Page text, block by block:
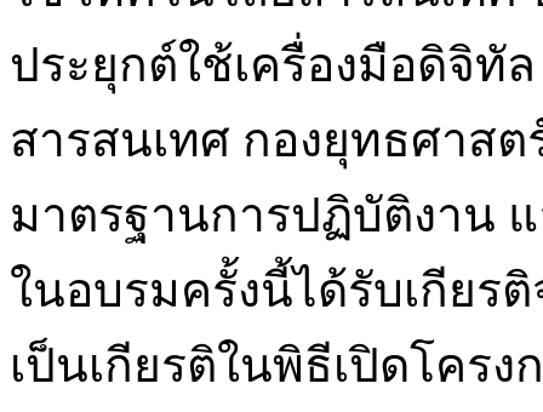
ประยุกต์ใช้เครื่องมือดิจิทั
สารสนเทศ กองยุทธศาส
มาตรฐานการปฏิบัติงาน
ในอบรมครั้งนี้ได้รับเกียร
เป็นเกียรติในพิธีเปิดโคร